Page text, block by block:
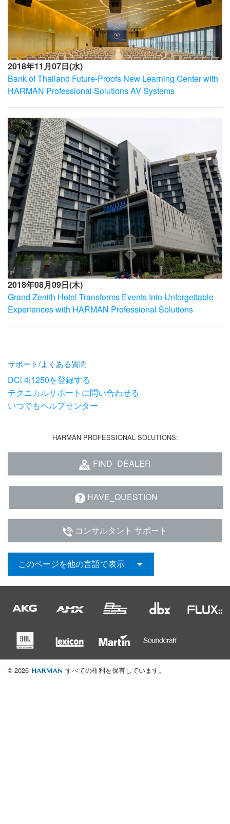
2018年11月07日(水)
Bank of Thailand Future-Proofs New Learning Center with
HARMAN Professional Solutions AV Systems
2018年08月09日(木)
Grand Zenith Hotel Transforms Events Into Unforgettable
Experiences with HARMAN Professional Solutions
サポート/よくある質問
DCi 4|1250を登録する
テクニカルサポートに問い合わせる
いつでもヘルプセンター
HARMAN PROFESSIONAL SOLUTIONS:
FIND_DEALER
HAVE_QUESTION
コンサルタント サポート
このページを他の言語で表示
© 2026 すべての権利を保有しています。